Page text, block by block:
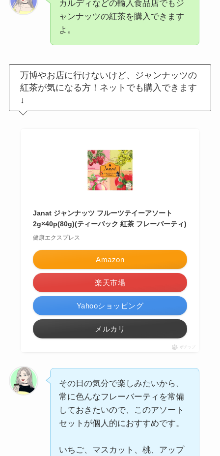
カルディなどの輸入食品店でもジ
ャンナッツの紅茶を購入できます
よ。
万博やお店に行けないけど、ジャンナッツの
紅茶が気になる方！ネットでも購入できます
↓
Janat ジャンナッツ フルーツテイーアソート
2g×40p(80g)(ティーバック 紅茶 フレーバーティ)
健康エクスプレス
Amazon
楽天市場
Yahooショッピング
メルカリ
ポチップ
その日の気分で楽しみたいから、
常に色んなフレーバーティを常備
しておきたいので、このアソート
セットが個人的におすすめです。
いちご、マスカット、桃、アップ